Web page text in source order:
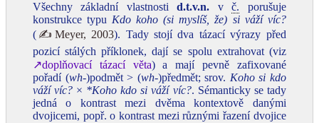
Všechny základní vlastnostid.t.v.n. vč. porušuje
konstrukce typu Kdo koho (si myslíš, že) si váží víc?
( ✍Meyer, 2003). Tady stojí dva tázací výrazy před
pozicí stálých příklonek, dají se spolu extrahovat (viz
↗doplňovací tázací věta) a mají pevně zafixované
pořadí (wh-)podmět > (wh-)předmět; srov. Koho si kdo
váží víc? × *Koho kdo si váží víc?. Sémanticky se tady
jedná o kontrast mezi dvěma kontextově danými
dvojicemi, popř. o kontrast mezi různými řazení dvojice